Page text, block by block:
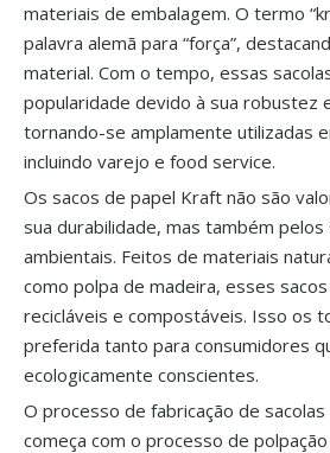
materiais de embalagem. O termo
palavra alemã para “força”,
material. Com o tempo, essas
popularidade devido à sua robustez
tornando-se amplamente utilizadas
incluindo varejo e food service.
Os sacos de papel Kraft não são
sua durabilidade, mas também
ambientais. Feitos de materiais
como polpa de madeira, esses
recicláveis ​​e compostáveis. Isso os
preferida tanto para consumidores
ecologicamente conscientes.
O processo de fabricação de
começa com o processo de